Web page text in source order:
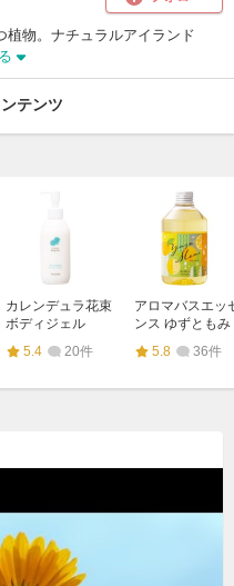
植物。ナチュラルアイランド
テンツ
カレンデュラ花束
ボディジェル
5.4
20件
アロマバスエッ
ンス ゆずともみ
5.8
36件